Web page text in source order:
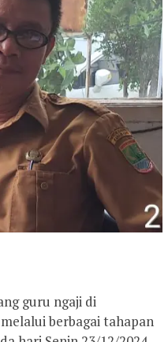
guru ngaji di
berbagai tahapan